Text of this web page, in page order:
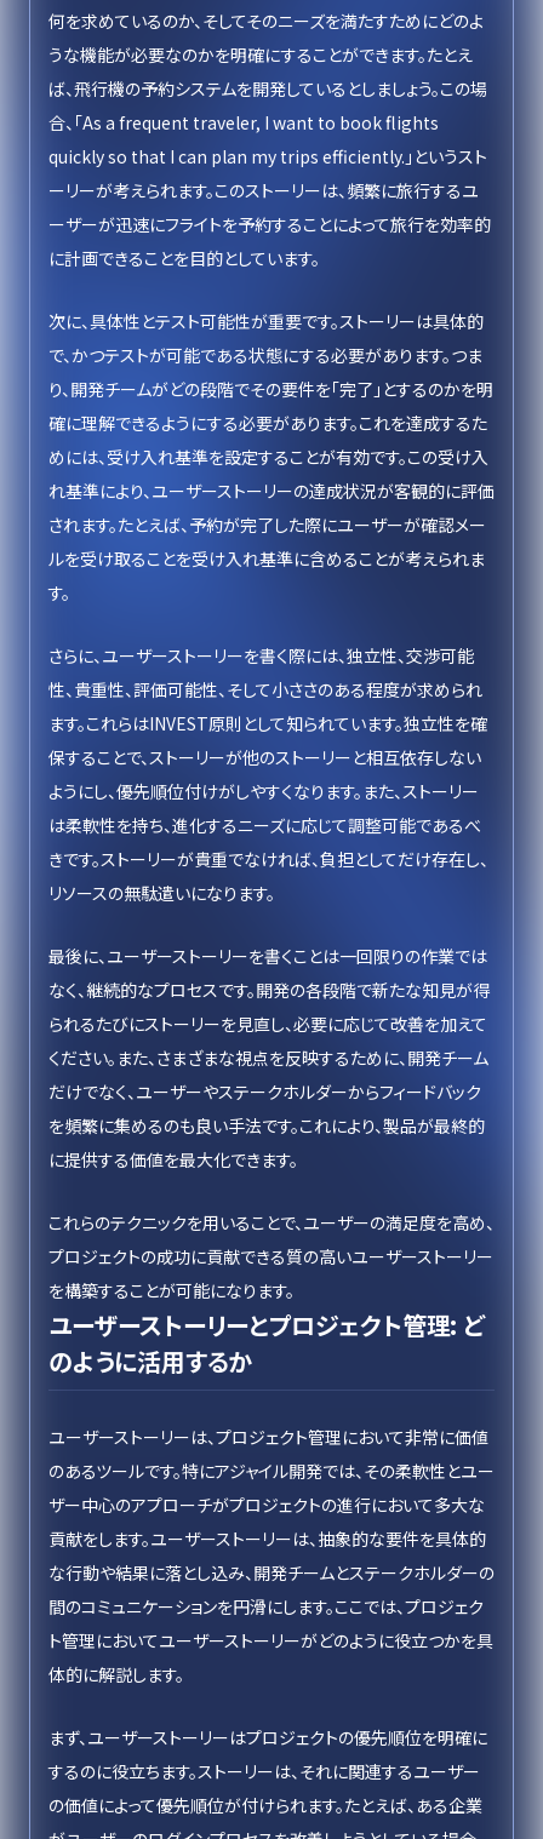
何を求めているのか、そしてそのニーズを満たすためにどのよ
うな機能が必要なのかを明確にすることができます。たとえ
ば、飛行機の予約システムを開発しているとしましょう。この場
合、「As a frequent traveler, I want to book flights
quickly so that I can plan my trips efficiently.」というスト
ーリーが考えられます。このストーリーは、頻繁に旅行するユ
ーザーが迅速にフライトを予約することによって旅行を効率的
に計画できることを目的としています。
次に、具体性とテスト可能性が重要です。ストーリーは具体的
で、かつテストが可能である状態にする必要があります。つま
り、開発チームがどの段階でその要件を「完了」とするのかを明
確に理解できるようにする必要があります。これを達成するた
めには、受け入れ基準を設定することが有効です。この受け入
れ基準により、ユーザーストーリーの達成状況が客観的に評価
されます。たとえば、予約が完了した際にユーザーが確認メー
ルを受け取ることを受け入れ基準に含めることが考えられま
す。
さらに、ユーザーストーリーを書く際には、独立性、交渉可能
性、貴重性、評価可能性、そして小ささのある程度が求められ
ます。これらはINVEST原則として知られています。独立性を確
保することで、ストーリーが他のストーリーと相互依存しない
ようにし、優先順位付けがしやすくなります。また、ストーリー
は柔軟性を持ち、進化するニーズに応じて調整可能であるべ
きです。ストーリーが貴重でなければ、負担としてだけ存在し、
リソースの無駄遣いになります。
最後に、ユーザーストーリーを書くことは一回限りの作業では
なく、継続的なプロセスです。開発の各段階で新たな知見が得
られるたびにストーリーを見直し、必要に応じて改善を加えて
ください。また、さまざまな視点を反映するために、開発チーム
だけでなく、ユーザーやステークホルダーからフィードバック
を頻繁に集めるのも良い手法です。これにより、製品が最終的
に提供する価値を最大化できます。
これらのテクニックを用いることで、ユーザーの満足度を高め、
プロジェクトの成功に貢献できる質の高いユーザーストーリー
を構築することが可能になります。
ユーザーストーリーとプロジェクト管理: ど
のように活用するか
ユーザーストーリーは、プロジェクト管理において非常に価値
のあるツールです。特にアジャイル開発では、その柔軟性とユー
ザー中心のアプローチがプロジェクトの進行において多大な
貢献をします。ユーザーストーリーは、抽象的な要件を具体的
な行動や結果に落とし込み、開発チームとステークホルダーの
間のコミュニケーションを円滑にします。ここでは、プロジェク
ト管理においてユーザーストーリーがどのように役立つかを具
体的に解説します。
まず、ユーザーストーリーはプロジェクトの優先順位を明確に
するのに役立ちます。ストーリーは、それに関連するユーザー
の価値によって優先順位が付けられます。たとえば、ある企業